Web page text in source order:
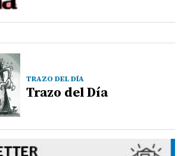
TRAZO DEL DÍA
Trazo del Día